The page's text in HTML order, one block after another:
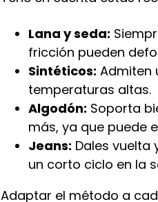
Lana y seda:
fricción pueden
Sintéticos: Admiten
temperaturas altas.
Algodón: Soporta
más, ya que puede
Jeans: Dales vuelta
un corto ciclo en la
Adaptar el método a